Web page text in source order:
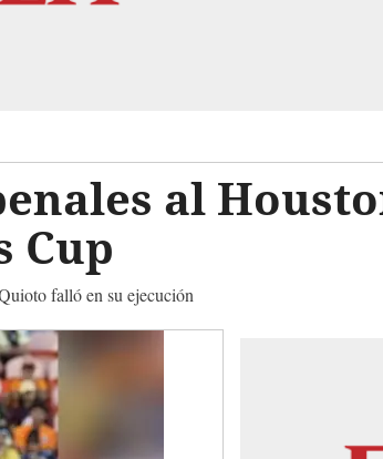
al
Cup
falló en su ejecución